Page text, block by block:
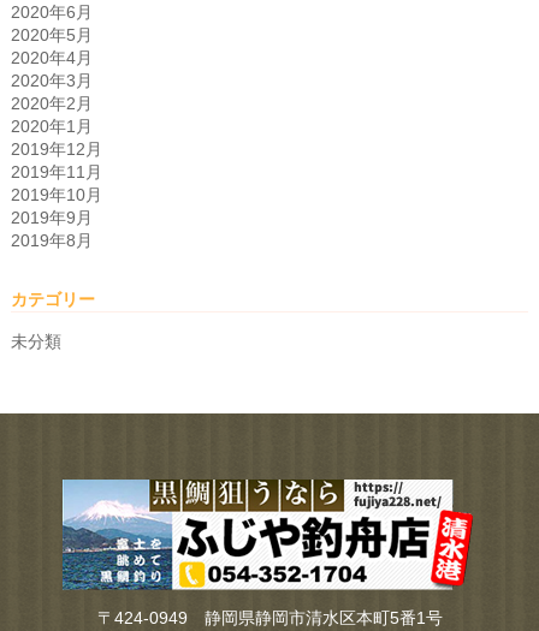
2020年6月
2020年5月
2020年4月
2020年3月
2020年2月
2020年1月
2019年12月
2019年11月
2019年10月
2019年9月
2019年8月
カテゴリー
未分類
〒424-0949 静岡県静岡市清水区本町5番1号